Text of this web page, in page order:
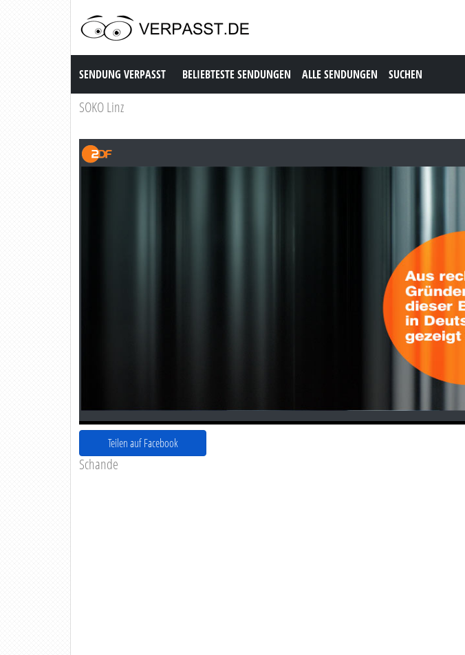
Sendung Verpasst
SENDUNG VERPASST BELIEBTESTE SENDUNGEN ALLE SENDUNGEN SUCHEN
SOKO Linz
Teilen auf Facebook
Schande